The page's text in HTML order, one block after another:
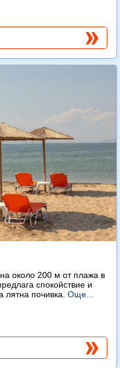
около 200 м от плажа в
спокойствие и
лятна почивка. Още...